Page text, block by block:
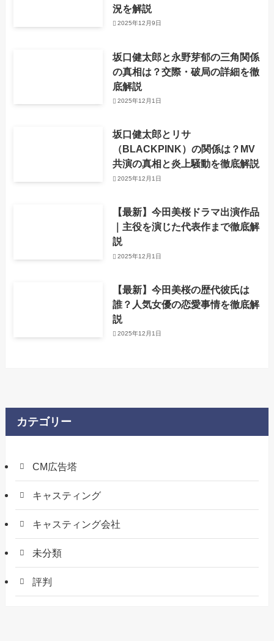
況を解説
2025年12月9日
坂口健太郎と永野芽郁の三角関係
の真相は？交際・破局の詳細を徹
底解説
2025年12月1日
坂口健太郎とリサ
（BLACKPINK）の関係は？MV
共演の真相と炎上騒動を徹底解説
2025年12月1日
【最新】今田美桜ドラマ出演作品
｜主役を演じた代表作まで徹底解
説
2025年12月1日
【最新】今田美桜の歴代彼氏は
誰？人気女優の恋愛事情を徹底解
説
2025年12月1日
カテゴリー
CM広告塔
キャスティング
キャスティング会社
未分類
評判